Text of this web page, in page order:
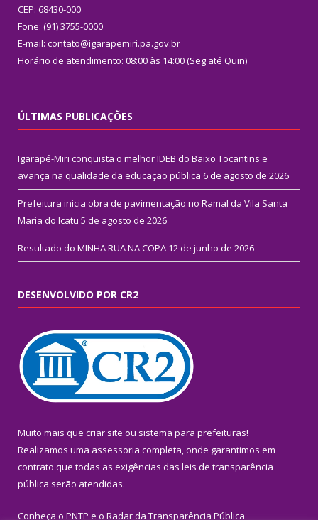
CEP: 68430-000
Fone: (91) 3755-0000
E-mail: contato@igarapemiri.pa.gov.br
Horário de atendimento: 08:00 às 14:00 (Seg até Quin)
ÚLTIMAS PUBLICAÇÕES
Igarapé-Miri conquista o melhor IDEB do Baixo Tocantins e
avança na qualidade da educação pública 6 de agosto de 2026
Prefeitura inicia obra de pavimentação no Ramal da Vila Santa
Maria do Icatu 5 de agosto de 2026
Resultado do MINHA RUA NA COPA 12 de junho de 2026
DESENVOLVIDO POR CR2
Muito mais que criar site ou sistema para prefeituras!
Realizamos uma assessoria completa, onde garantimos em
contrato que todas as exigências das leis de transparência
pública serão atendidas.
Conheça o PNTP e o Radar da Transparência Pública